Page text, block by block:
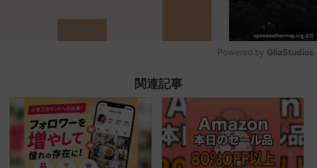
Powered by GliaStudios
関連記事